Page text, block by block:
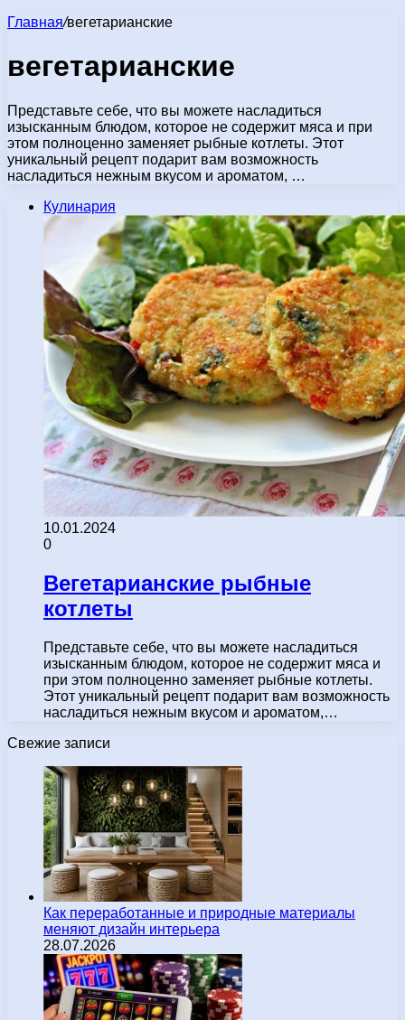
Главная/вегетарианские
вегетарианские
Представьте себе, что вы можете насладиться
изысканным блюдом, которое не содержит мяса и при
этом полноценно заменяет рыбные котлеты. Этот
уникальный рецепт подарит вам возможность
насладиться нежным вкусом и ароматом, …
Кулинария
10.01.2024
0
Вегетарианские рыбные
котлеты
Представьте себе, что вы можете насладиться
изысканным блюдом, которое не содержит мяса и
при этом полноценно заменяет рыбные котлеты.
Этот уникальный рецепт подарит вам возможность
насладиться нежным вкусом и ароматом,…
Свежие записи
Как переработанные и природные материалы
меняют дизайн интерьера
28.07.2026